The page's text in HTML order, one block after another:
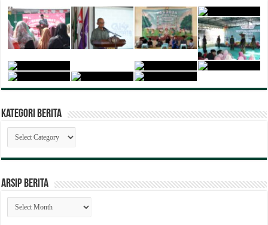
Kategori Berita
Kategori
Berita
ARSIP BERITA
ARSIP
BERITA